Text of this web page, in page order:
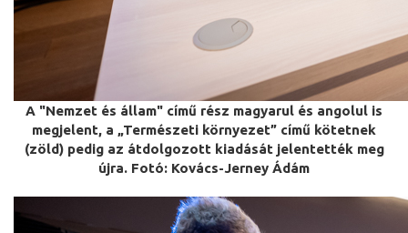
A "Nemzet és állam" című rész magyarul és angolul is
megjelent, a „Természeti környezet” című kötetnek
(zöld) pedig az átdolgozott kiadását jelentették meg
újra. Fotó: Kovács-Jerney Ádám